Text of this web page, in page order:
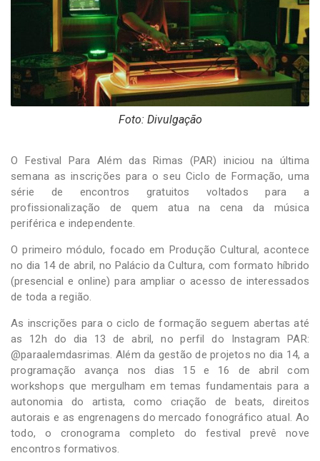
Foto: Divulgação
O Festival Para Além das Rimas (PAR) iniciou na última
semana as inscrições para o seu Ciclo de Formação, uma
série de encontros gratuitos voltados para a
profissionalização de quem atua na cena da música
periférica e independente.
O primeiro módulo, focado em Produção Cultural, acontece
no dia 14 de abril, no Palácio da Cultura, com formato híbrido
(presencial e online) para ampliar o acesso de interessados
de toda a região.
As inscrições para o ciclo de formação seguem abertas até
as 12h do dia 13 de abril, no perfil do Instagram PAR:
@paraalemdasrimas. Além da gestão de projetos no dia 14, a
programação avança nos dias 15 e 16 de abril com
workshops que mergulham em temas fundamentais para a
autonomia do artista, como criação de beats, direitos
autorais e as engrenagens do mercado fonográfico atual. Ao
todo, o cronograma completo do festival prevê nove
encontros formativos.